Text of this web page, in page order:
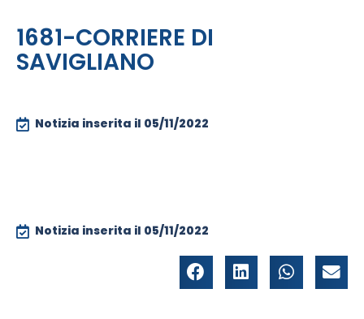
1681-CORRIERE DI
SAVIGLIANO
Notizia inserita il 05/11/2022
Notizia inserita il 05/11/2022